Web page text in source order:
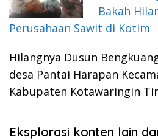
Bakah
Perusahaan Sawit di Kotim
Hilangnya Dusun
desa Pantai Harapan
Kabupaten Kotawaringin
Eksplorasi konten lain